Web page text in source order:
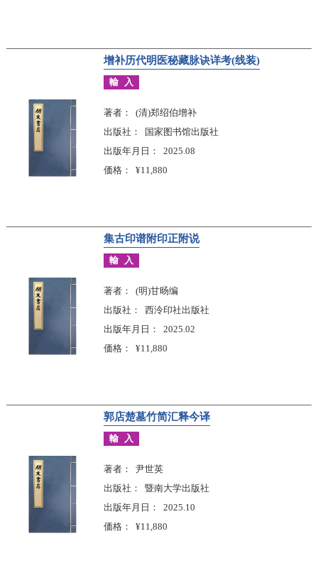
增补历代明医秘藏脉诀详考(线装)
輸入
著者
(清)郑绍伯增补
出版社
国家图书馆出版社
出版年月日
2025.08
価格
¥11,880
集古印谱附印正附说
輸入
著者
(明)甘旸编
出版社
西泠印社出版社
出版年月日
2025.02
価格
¥11,880
郭店楚墓竹简汇释今译
輸入
著者
尹世英
出版社
暨南大学出版社
出版年月日
2025.10
価格
¥11,880